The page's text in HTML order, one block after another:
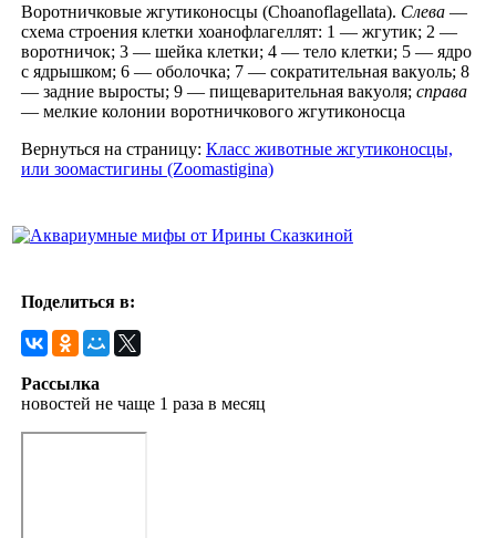
Воротничковые жгутиконосцы (Choanoflagellata). Слева —
схема строения клетки хоанофлагеллят: 1 — жгутик; 2 —
воротничок; 3 — шейка клетки; 4 — тело клетки; 5 — ядро
с ядрышком; 6 — оболочка; 7 — сократительная вакуоль; 8
— задние выросты; 9 — пищеварительная вакуоля; справа
— мелкие колонии воротничкового жгутиконосца
Вернуться на страницу: Класс животные жгутиконосцы,
или зоомастигины (Zoomastigina)
Поделиться в:
Рассылка
новостей не чаще 1 раза в месяц